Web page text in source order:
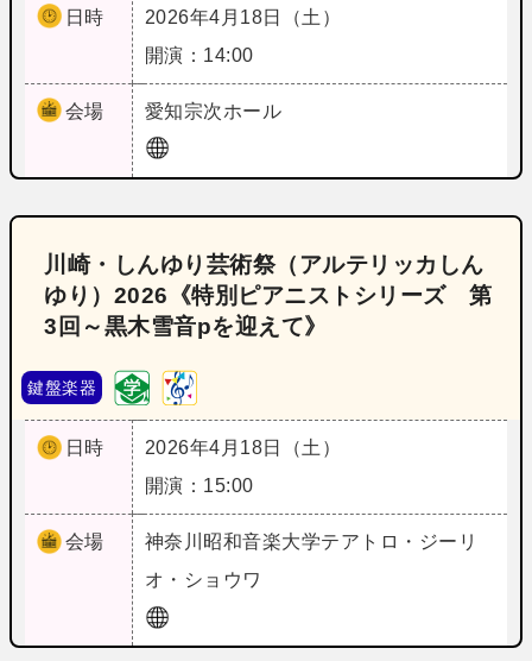
日時
2026年4月18日（土）
開演：14:00
会場 愛知宗次ホール
川崎・しんゆり芸術祭（アルテリッカしん
ゆり）2026《特別ピアニストシリーズ 第
3回～黒木雪音pを迎えて》
鍵盤楽器
日時
2026年4月18日（土）
開演：15:00
会場 神奈川 昭和音楽大学テアトロ・ジーリ
オ・ショウワ